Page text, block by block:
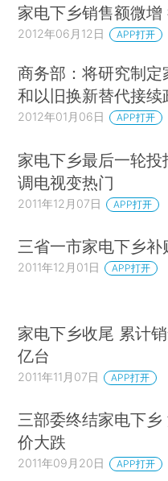
家电下乡销售额微
2012年06月12日 APP打开
商务部：将研究制定
和以旧换新替代接续
2012年01月06日 APP打开
家电下乡最后一轮投
调电视变热门
2011年12月07日 APP打开
三省一市家电下乡补
2011年12月01日 APP打开
家电下乡收尾 累计
亿台
2011年11月07日 APP打开
三部委终结家电下乡
价大跌
2011年09月20日 APP打开